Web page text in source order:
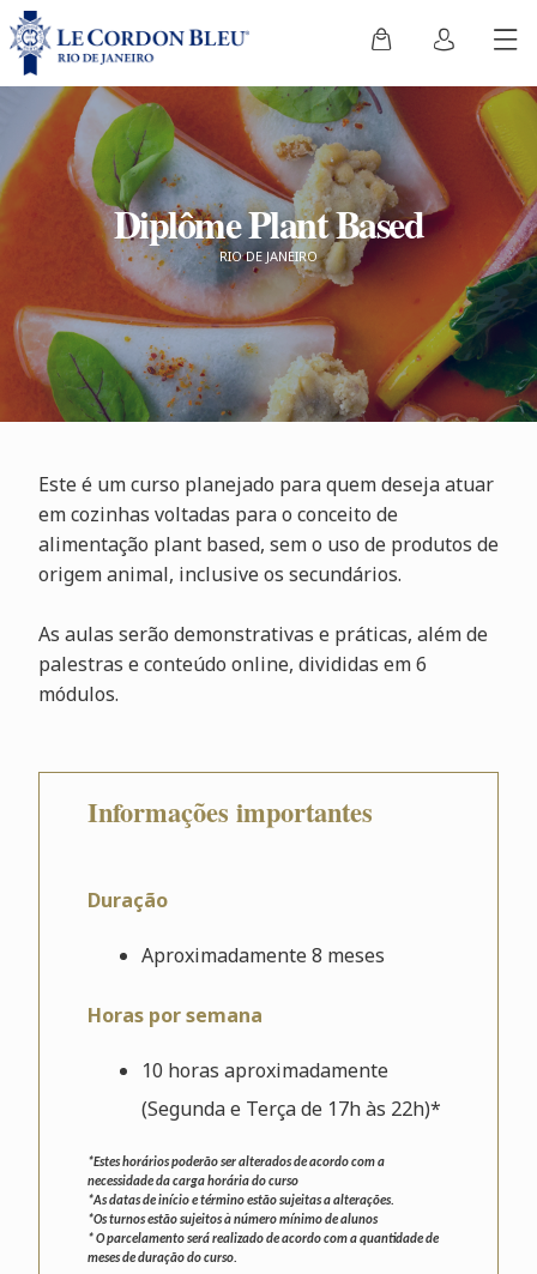
Diplôme Plant Based
RIO DE JANEIRO
Este é um curso planejado para quem deseja atuar
em cozinhas voltadas para o conceito de
alimentação plant based, sem o uso de produtos de
origem animal, inclusive os secundários.
As aulas serão demonstrativas e práticas, além de
palestras e conteúdo online, divididas em 6
módulos.
Informações importantes
Duração
Aproximadamente 8 meses
Horas por semana
10 horas aproximadamente
(Segunda e Terça de 17h às 22h)*
*Estes horários poderão ser alterados de acordo com a
necessidade da carga horária do curso
*As datas de início e término estão sujeitas a alterações.
*Os turnos estão sujeitos à número mínimo de alunos
* O parcelamento será realizado de acordo com a quantidade de
meses de duração do curso.